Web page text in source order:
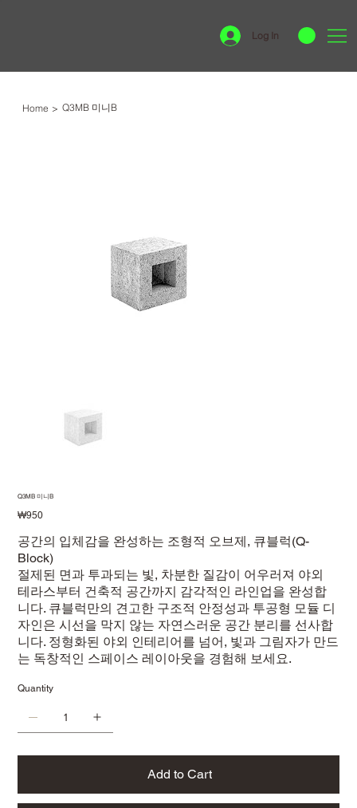
Log In
Home > Q3MB 미니B
Q3MB 미니B
Price
₩950
공간의 입체감을 완성하는 조형적 오브제, 큐블럭(Q-
Block)
절제된 면과 투과되는 빛, 차분한 질감이 어우러져 야외
테라스부터 건축적 공간까지 감각적인 라인업을 완성합
니다. 큐블럭만의 견고한 구조적 안정성과 투공형 모듈 디
자인은 시선을 막지 않는 자연스러운 공간 분리를 선사합
니다. 정형화된 야외 인테리어를 넘어, 빛과 그림자가 만드
는 독창적인 스페이스 레이아웃을 경험해 보세요.
Quantity
Add to Cart